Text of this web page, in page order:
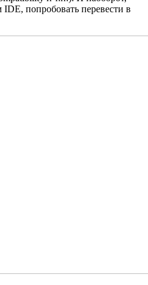
IDE, попробовать перевести в